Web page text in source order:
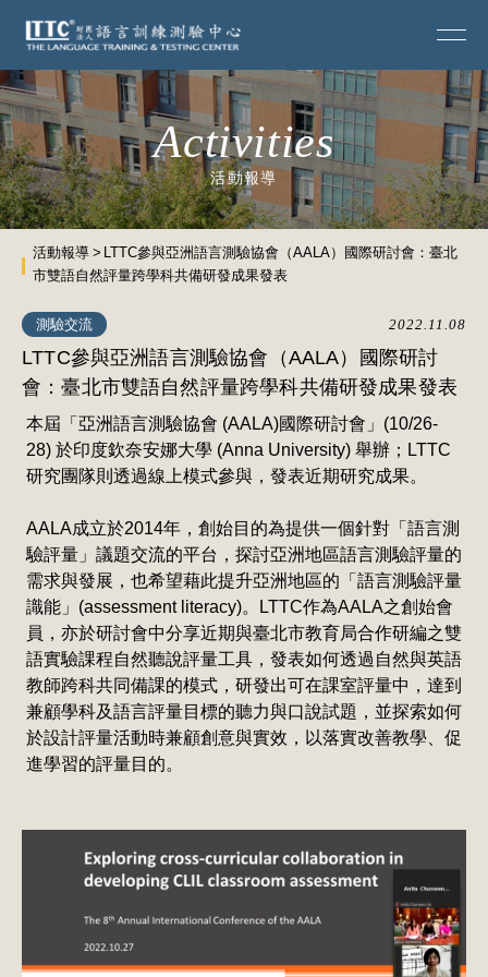
Activities
活動報導
活動報導
LTTC參與亞洲語言測驗協會（AALA）國際研討會：臺北
市雙語自然評量跨學科共備研發成果發表
測驗交流 2022.11.08
LTTC參與亞洲語言測驗協會（AALA）國際研討
會：臺北市雙語自然評量跨學科共備研發成果發表
本屆「亞洲語言測驗協會 (AALA)國際研討會」(10/26-
28) 於印度欽奈安娜大學 (Anna University) 舉辦；LTTC
研究團隊則透過線上模式參與，發表近期研究成果。
AALA成立於2014年，創始目的為提供一個針對「語言測
驗評量」議題交流的平台，探討亞洲地區語言測驗評量的
需求與發展，也希望藉此提升亞洲地區的「語言測驗評量
識能」(assessment literacy)。LTTC作為AALA之創始會
員，亦於研討會中分享近期與臺北市教育局合作研編之雙
語實驗課程自然聽說評量工具，發表如何透過自然與英語
教師跨科共同備課的模式，研發出可在課室評量中，達到
兼顧學科及語言評量目標的聽力與口說試題，並探索如何
於設計評量活動時兼顧創意與實效，以落實改善教學、促
進學習的評量目的。